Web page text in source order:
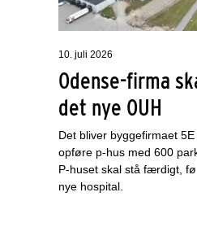
10. juli 2026
Odense-firma
det nye OUH
Det bliver byggefirmaet
opføre p-hus med 600
P-huset skal stå færdigt,
nye hospital.